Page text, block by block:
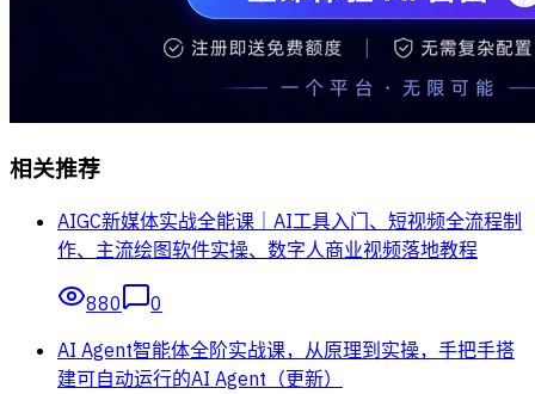
相关推荐
AIGC新媒体实战全能课｜AI工具入门、短视频全流程制
作、主流绘图软件实操、数字人商业视频落地教程
880
0
AI Agent智能体全阶实战课，从原理到实操，手把手搭
建可自动运行的AI Agent（更新）